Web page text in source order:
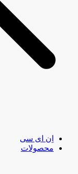
اِن ای سی
محصولات